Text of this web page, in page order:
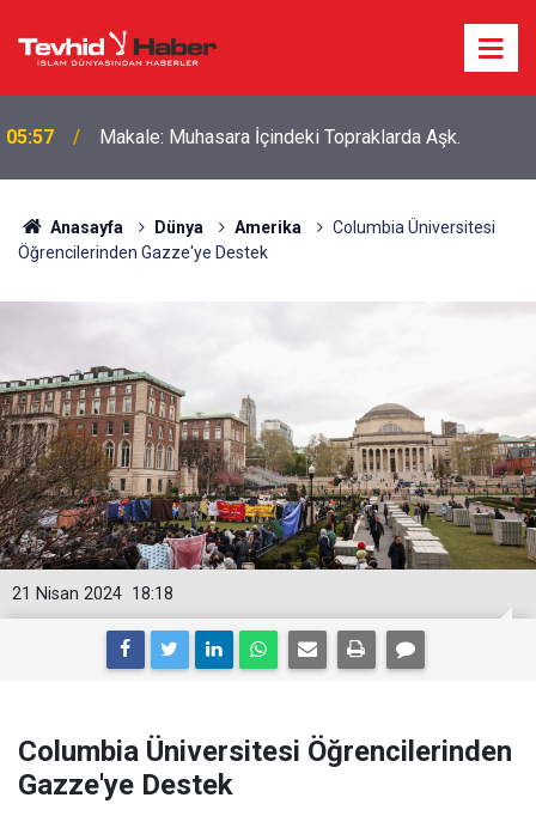
18:39
Boykottan kaçmaya çalışan Algida yeni bir marka
ismi buldu!
Anasayfa Dünya Amerika
Columbia Üniversitesi
Öğrencilerinden Gazze'ye Destek
18:18
21 Nisan 2024
Columbia Üniversitesi Öğrencilerinden
Gazze'ye Destek